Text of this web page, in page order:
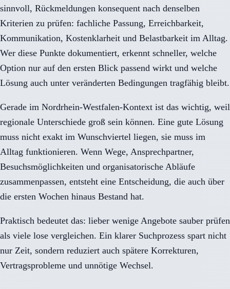
sinnvoll, Rückmeldungen konsequent nach denselben
Kriterien zu prüfen: fachliche Passung, Erreichbarkeit,
Kommunikation, Kostenklarheit und Belastbarkeit im Alltag.
Wer diese Punkte dokumentiert, erkennt schneller, welche
Option nur auf den ersten Blick passend wirkt und welche
Lösung auch unter veränderten Bedingungen tragfähig bleibt.
Gerade im Nordrhein-Westfalen-Kontext ist das wichtig, weil
regionale Unterschiede groß sein können. Eine gute Lösung
muss nicht exakt im Wunschviertel liegen, sie muss im
Alltag funktionieren. Wenn Wege, Ansprechpartner,
Besuchsmöglichkeiten und organisatorische Abläufe
zusammenpassen, entsteht eine Entscheidung, die auch über
die ersten Wochen hinaus Bestand hat.
Praktisch bedeutet das: lieber wenige Angebote sauber prüfen
als viele lose vergleichen. Ein klarer Suchprozess spart nicht
nur Zeit, sondern reduziert auch spätere Korrekturen,
Vertragsprobleme und unnötige Wechsel.